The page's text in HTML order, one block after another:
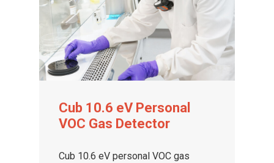
Cub 10.6 eV Personal
VOC Gas Detector
Cub 10.6 eV personal VOC gas